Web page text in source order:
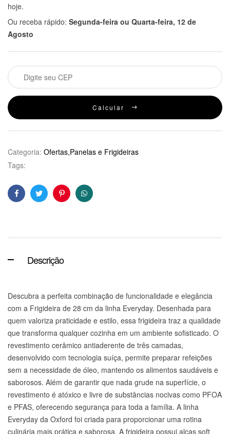
hoje.
Ou receba rápido: Segunda-feira ou Quarta-feira, 12 de
Agosto
Calcular
Categoria: Ofertas,Panelas e Frigideiras
Tags:
FacebookTwitterPinterestWhatsApp
Descrição
Descubra a perfeita combinação de funcionalidade e elegância
com a Frigideira de 28 cm da linha Everyday. Desenhada para
quem valoriza praticidade e estilo, essa frigideira traz a qualidade
que transforma qualquer cozinha em um ambiente sofisticado. O
revestimento cerâmico antiaderente de três camadas,
desenvolvido com tecnologia suíça, permite preparar refeições
sem a necessidade de óleo, mantendo os alimentos saudáveis e
saborosos. Além de garantir que nada grude na superfície, o
revestimento é atóxico e livre de substâncias nocivas como PFOA
e PFAS, oferecendo segurança para toda a família. A linha
Everyday da Oxford foi criada para proporcionar uma rotina
culinária mais prática e saborosa. A frigideira possui alças soft